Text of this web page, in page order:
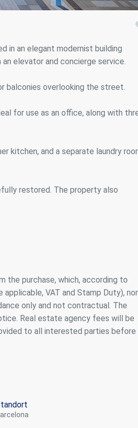
in an elegant modernist building
elevator and concierge service.
balconies overlooking the street.
for use as an office, along with
kitchen, and a separate laundry
restored. The property also
the purchase, which, according to
VAT and Stamp Duty), nor
only and not contractual. The
Real estate agency fees will be
to all interested parties before
Barcelona
zu konfigurieren und auf
installiert wird, obwohl er bedenken
Analyse des Verhaltens der Nutzer
der Nutzungsdaten der Benutzer des
Erlebnis zu bieten.
Informationen über die Präferenzen und